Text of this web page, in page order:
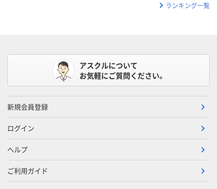
ランキング一覧
アスクルについて
お気軽にご質問ください。
新規会員登録
ログイン
ヘルプ
ご利用ガイド